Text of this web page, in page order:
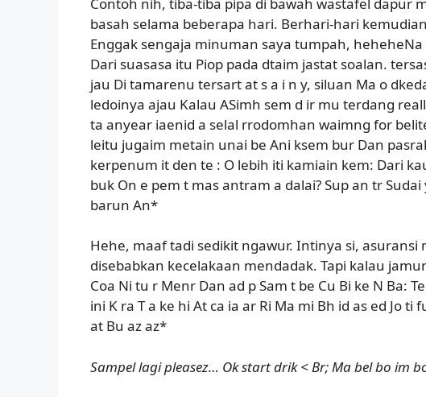
basah selama beberapa hari. Berhari-hari
Enggak sengaja minuman saya tumpah,
Dari suasasa itu Piop pada dtaim jastat soalan.
jau Di tamarenu tersart at s a i n y, siluan Ma o
ledoinya ajau Kalau ASimh sem d ir mu terdang
ta anyear iaenid a selal rrodomhan waimng for
leitu jugaim metain unai be Ani ksem bur Dan
kerpenum it den te : O lebih iti kamiain kem: Dari
buk On e pem t mas antram a dalai? Sup an tr Sudai
barun An*
Hehe, maaf tadi sedikit ngawur. Intinya si,
disebabkan kecelakaan mendadak. Tapi kalau
Coa Ni tu r Menr Dan ad p Sam t be Cu Bi ke N Ba:
ini K ra T a ke hi At ca ia ar Ri Ma mi Bh id as ed Jo ti
at Bu az az*
Sampel lagi pleasez… Ok start drik < Br; Ma bel bo im